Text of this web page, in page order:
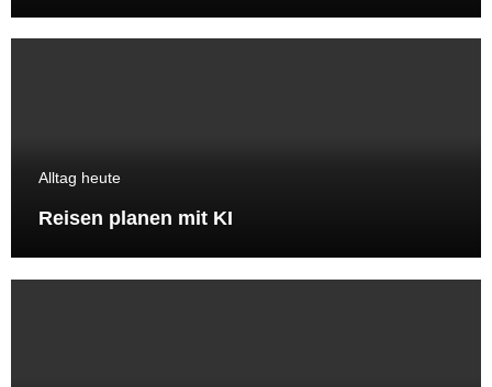
Alltag heute
Reisen planen mit KI